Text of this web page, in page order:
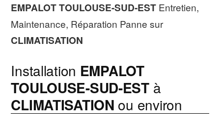
EMPALOT TOULOUSE-SUD-EST Entretien,
Maintenance, Réparation Panne sur
CLIMATISATION
Installation EMPALOT
TOULOUSE-SUD-ESTà
CLIMATISATION ou environ